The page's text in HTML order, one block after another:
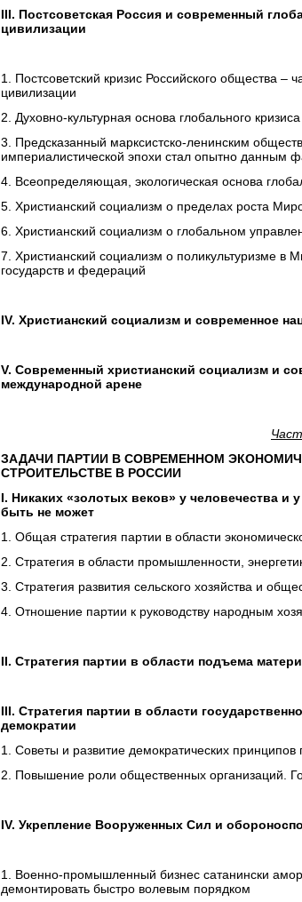
III. Постсоветская Россия и современный
цивилизации
1. Постсоветский кризис Российского общества –
цивилизации
2. Духовно-культурная основа глобального кризиса
3. Предсказанный марксистско-ленинским
империалистической эпохи стал опытно данным
4. Всеопределяющая, экологическая основа
5. Христианский социализм о пределах роста
6. Христианский социализм о глобальном
7. Христианский социализм о поликультуризме
государств и федераций
IV. Христианский социализм и современное
V. Современный христианский социализм и
международной арене
ЗАДАЧИ ПАРТИИ В СОВРЕМЕННОМ
СТРОИТЕЛЬСТВЕ В РОССИИ
I. Никаких «золотых веков» у человечества и
быть не может
1. Общая стратегия партии в области
2. Стратегия в области промышленности,
3. Стратегия развития сельского хозяйства и
4. Отношение партии к руководству народным
II. Стратегия партии в области подъема
III. Стратегия партии в области
демократии
1. Советы и развитие демократических принципов
2. Повышение роли общественных организаций.
IV. Укрепление Вооруженных Сил и
1. Военно-промышленный бизнес сатанински
демонтировать быстро волевым порядком